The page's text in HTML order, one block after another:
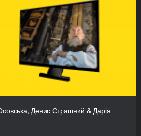
Денис Страшний & Дарія